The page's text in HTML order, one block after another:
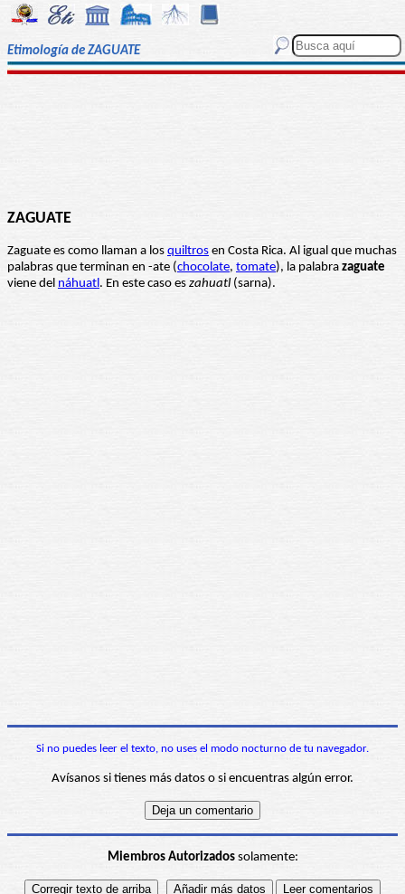
Etimología de ZAGUATE
ZAGUATE
Zaguate es como llaman a los quiltros en Costa Rica. Al igual que muchas
palabras que terminan en -ate (chocolate, tomate), la palabra zaguate
viene del náhuatl. En este caso es zahuatl (sarna).
Si no puedes leer el texto, no uses el modo nocturno de tu navegador.
Avísanos si tienes más datos o si encuentras algún error.
Miembros Autorizadossolamente: